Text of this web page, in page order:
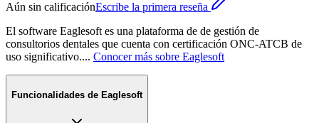
Aún sin calificaciónEscribe la primera reseña
El software Eaglesoft es una plataforma de de gestión de
consultorios dentales que cuenta con certificación ONC-ATCB de
uso significativo.... Conocer más sobre Eaglesoft
Funcionalidades de Eaglesoft